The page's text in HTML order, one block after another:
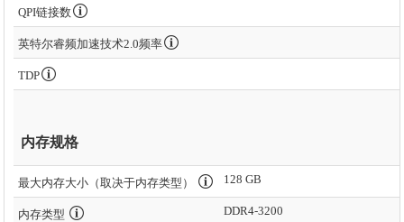
QPI链接数
英特尔睿频加速技术2.0频率
TDP
内存规格
最大内存大小（取决于内存类型） 128 GB
内存类型 DDR4-3200